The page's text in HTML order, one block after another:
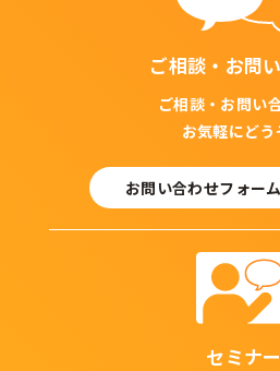
ご相談・お問
ご相談・お問い
お気軽にどう
お問い合わせフォー
セミナー